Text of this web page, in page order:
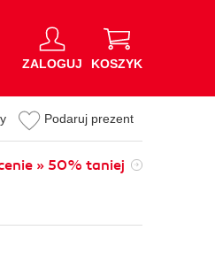
ZALOGUJ KOSZYK
Podaruj prezent
» 50% taniej